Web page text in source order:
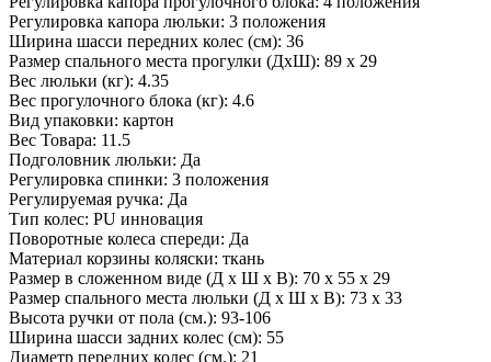
Регулировка капора люльки: 3 положения
Ширина шасси передних колес (см): 36
Размер спального места прогулки (ДхШ): 89 x 29
Вес люльки (кг): 4.35
Вес прогулочного блока (кг): 4.6
Вид упаковки: картон
Вес Товара: 11.5
Подголовник люльки: Да
Регулировка спинки: 3 положения
Регулируемая ручка: Да
Тип колес: PU инновация
Поворотные колеса спереди: Да
Материал корзины коляски: ткань
Размер в сложенном виде (Д x Ш x В): 70 x 55 x 29
Размер спального места люльки (Д x Ш x В): 73 x 33
Высота ручки от пола (см.): 93-106
Ширина шасси задних колес (см): 55
Диаметр передних колес (см.): 21